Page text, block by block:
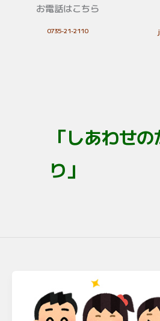
お電話はこちら
0735-21-2110
「しあわせ
り」